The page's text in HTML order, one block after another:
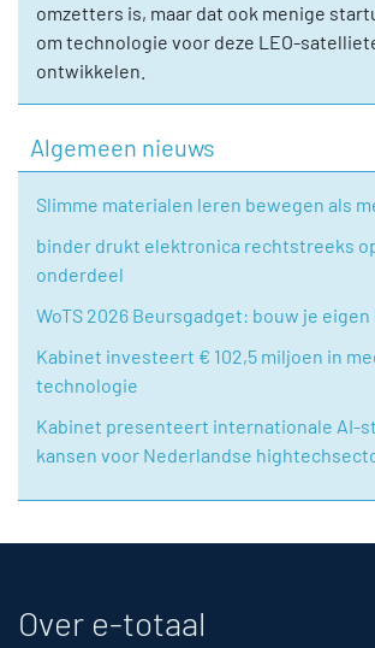
omzetters is, maar dat ook menige
om technologie voor deze LEO-
ontwikkelen.
Algemeen nieuws
Slimme materialen leren bewegen als
binder drukt elektronica rechtstreeks
onderdeel
WoTS 2026 Beursgadget: bouw je eigen
Kabinet investeert € 102,5 miljoen in
technologie
Kabinet presenteert internationale AI-
kansen voor Nederlandse
Over e-totaal